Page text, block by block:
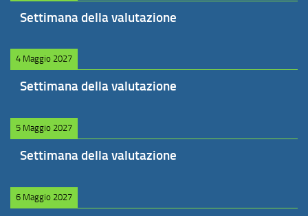
Settimana della valutazione
4 Maggio 2027
Settimana della valutazione
5 Maggio 2027
Settimana della valutazione
6 Maggio 2027